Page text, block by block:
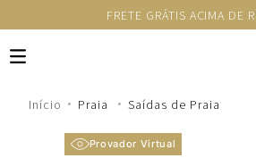
FRETE GRÁTIS ACIMA DE
Praia Saídas de Praia
Provador Virtual